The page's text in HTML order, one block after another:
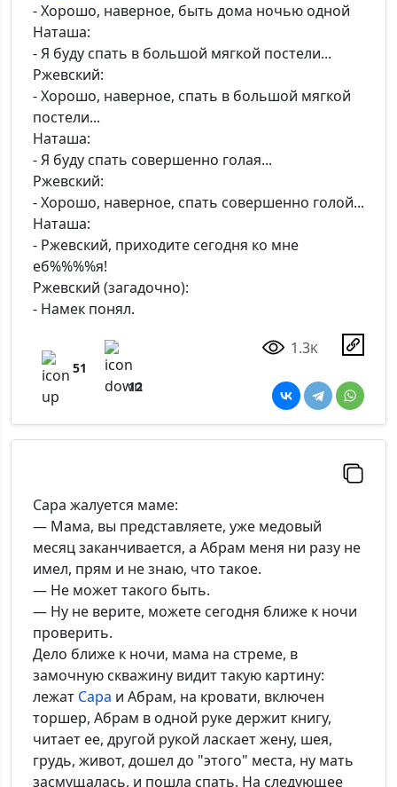
- Хорошо, наверное, быть дома ночью одной
Наташа:
- Я буду спать в большой мягкой постели...
Ржевский:
- Хорошо, наверное, спать в большой мягкой
постели...
Наташа:
- Я буду спать совершенно голая...
Ржевский:
- Хорошо, наверное, спать совершенно голой...
Наташа:
- Ржевский, приходите сегодня ко мне
еб%%%%я!
Ржевский (загадочно):
- Намек понял.
51
12
1.3K
Сара жалуется маме:
— Мама, вы представляете, уже медовый
месяц заканчивается, а Абрам меня ни разу не
имел, прям и не знаю, что такое.
— Не может такого быть.
— Ну не верите, можете сегодня ближе к ночи
проверить.
Дело ближе к ночи, мама на стреме, в
замочную скважину видит такую картину:
лежат Сара и Абрам, на кровати, включен
торшер, Абрам в одной руке держит книгу,
читает ее, другой рукой ласкает жену, шея,
грудь, живот, дошел до "этого" места, ну мать
засмущалась, и пошла спать. На следующее